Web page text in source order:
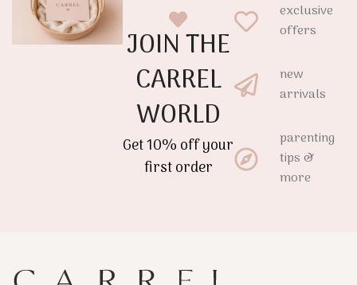
JOIN THE
CARREL
WORLD
Get 10% off your
first order
exclusive
offers
new
arrivals
parenting
tips &
more